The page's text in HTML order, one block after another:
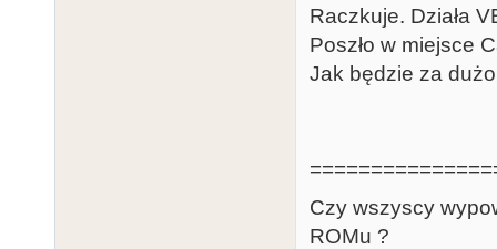
Raczkuje. Działa
Poszło w miejsce
Jak będzie za
Czy wszyscy
ROMu ?